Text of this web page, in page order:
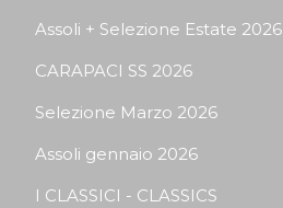
Assoli + Selezione Estate 2026
CARAPACI SS 2026
Selezione Marzo 2026
Assoli gennaio 2026
I CLASSICI - CLASSICS